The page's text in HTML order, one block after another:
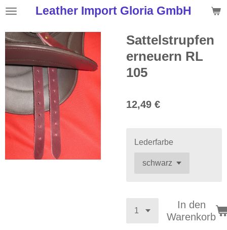
Zum
springen
Leather Import Gloria GmbH
Sattelstrupfen
erneuern RL
105
12,49 €
Lederfarbe
In den
Warenkorb